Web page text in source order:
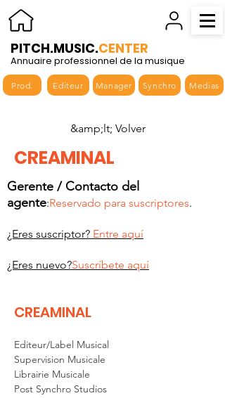
PITCH.MUSIC.CENTER
Annuaire professionnel de la musique
Medias
Manager Synchro
Editeur
Prod.
&amp;lt; Volver
CREAMINAL
Gerente / Contacto del
agente:Reservado para suscriptores.
¿Eres suscriptor? Entre aquí
¿Eres nuevo?Suscríbete aquí
CREAMINAL
Editeur/Label Musical
Supervision Musicale
Librairie Musicale
Post Synchro Studios